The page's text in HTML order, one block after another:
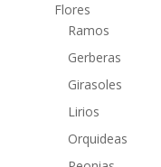
Flores
Ramos
Gerberas
Girasoles
Lirios
Orquideas